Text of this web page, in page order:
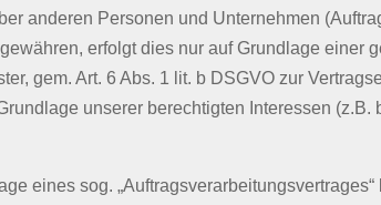
anderen Personen und Unternehmen
erfolgt dies nur auf Grundlage einer
gem. Art. 6 Abs. 1 lit. b DSGVO zur
unserer berechtigten Interessen
eines sog.